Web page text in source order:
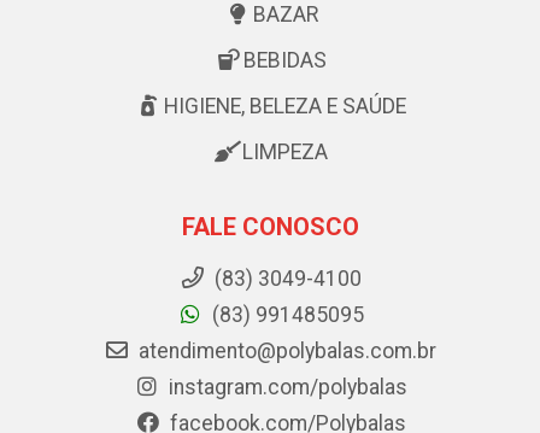
BAZAR
BEBIDAS
HIGIENE, BELEZA E SAÚDE
LIMPEZA
FALE CONOSCO
(83) 3049-4100
(83) 991485095
atendimento@polybalas.com.br
instagram.com/polybalas
facebook.com/Polybalas